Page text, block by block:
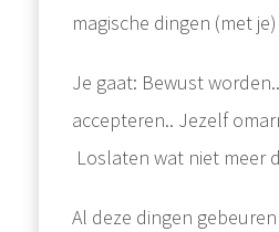
magische dingen (met
Je gaat: Bewust
accepteren.. Jezelf
Loslaten wat niet meer
Al deze dingen